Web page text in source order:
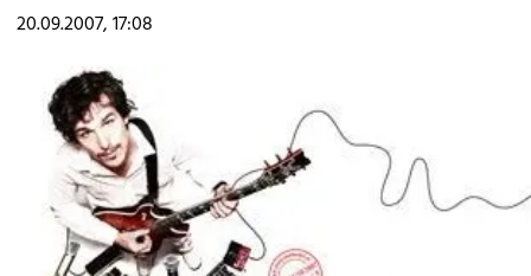
20.09.2007, 17:08